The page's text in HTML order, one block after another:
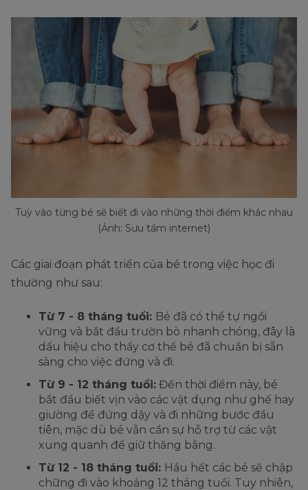
Tuỳ vào từng bé sẽ biết đi vào những thời điểm khác nhau
(Ảnh: Sưu tầm internet)
Các giai đoạn phát triển của bé trong việc học đi
thường như sau:
Từ 7 - 8 tháng tuổi: Bé đã có thể tự ngồi
vững và bắt đầu trườn bò nhanh chóng, đây là
dấu hiệu cho thấy cơ thể bé đã chuẩn bị sẵn
sàng cho việc đứng và đi.
Từ 9 - 12 tháng tuổi: Đến thời điểm này, bé
bắt đầu biết vịn vào các vật dụng như ghế hay
giường để đứng dậy và đi những bước đầu
tiên, mặc dù bé vẫn cần sự hỗ trợ từ các vật
xung quanh để giữ thăng bằng.
Từ 12 - 18 tháng tuổi: Hầu hết các bé sẽ chập
chững đi vào khoảng 12 tháng tuổi. Tuy nhiên,